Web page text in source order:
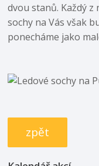
dvou stanů. Každý z
sochy na Vás však
ponecháme jako
zpět